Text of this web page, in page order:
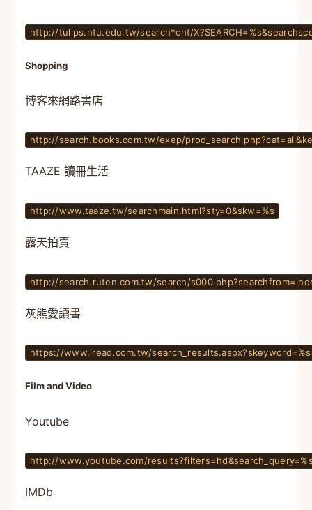
http://tulips.ntu.edu.tw/search*cht/
Shopping
博客來網路書店
http://search.books.com.tw/exep/
TAAZE 讀冊生活
http://www.taaze.tw/searchmain.html?sty=0&skw=%s
露天拍賣
http://search.ruten.com.tw/search/
灰熊愛讀書
https://www.iread.com.tw/
Film and Video
Youtube
http://www.youtube.com/
IMDb